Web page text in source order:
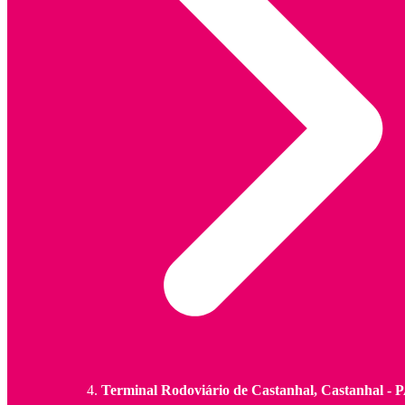
Terminal Rodoviário de Castanhal, Castanhal -